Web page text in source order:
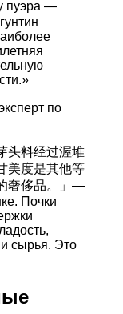
пуэра —
по
头料经过渥堆
美度是其他等
奢侈品。」—
Почки
сырья. Это